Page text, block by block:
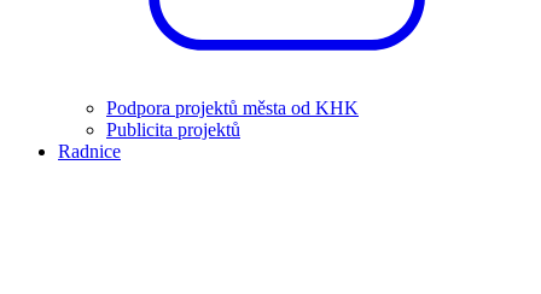
Podpora projektů města od KHK
Publicita projektů
Radnice